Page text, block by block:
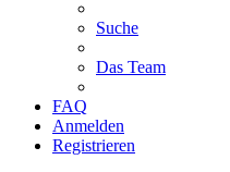
Suche
Das Team
FAQ
Anmelden
Registrieren